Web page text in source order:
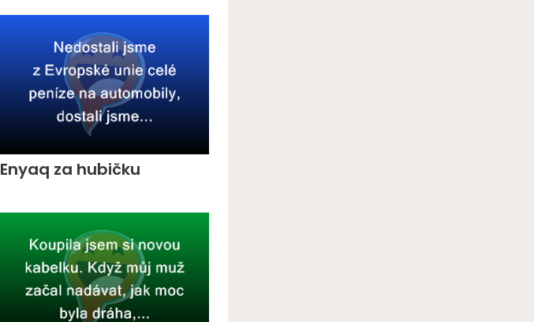
Enyaq za hubičku